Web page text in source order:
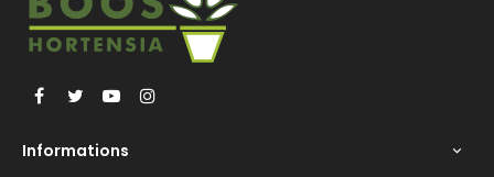
Facebook
Twitter YouTube
Informations 